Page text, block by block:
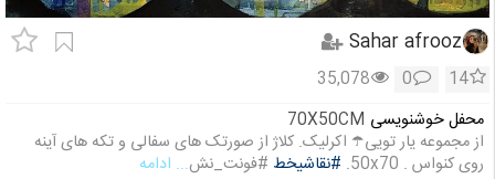
Sahar afrooz
14
0
35,078
محفل خوشنویسی 70X50CM
از مجموعه یار تویی☂️ اکرلیک. کلاژ از صورتک های سفالی و تکه های آینه
روی کنواس . 50x70.
#نقاشیخط #فونت_نش... ادامه